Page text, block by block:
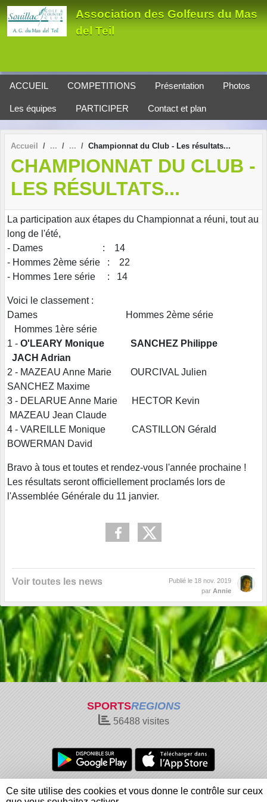
Association des Golfeurs du Mas
del Teil
ACCUEIL COMPETITIONS Présentation Photos
Les équipes PARTICIPER Contact et plan
Accueil Championnat du Club - Les résultats...
CHAMPIONNAT DU CLUB -
LES RÉSULTATS...
La participation aux étapes du Championnat a réuni, tout au
long de l'été,
- Dames : 14
- Hommes 2ème série : 22
- Hommes 1ere série : 14
Voici le classement :
Dames Hommes 2ème série
Hommes 1ère série
1 - O'LEARY Monique
SANCHEZ Philippe
JACH Adrian
2 - MAZEAU Anne Marie OURCIVAL Julien
SANCHEZ Maxime
3 - DELARUE Anne Marie HECTOR Kevin
MAZEAU Jean Claude
4 - VAREILLE Monique CASTILLON Gérald
BOWERMAN David
Bravo à tous et toutes et rendez-vous l'année prochaine !
Les résultats seront officiellement proclamés lors de
l'Assemblée Générale du 11 janvier.
Voir toutes les news Publié le 18 nov. 2019
par Annie
SPORTSREGIONS
56488visites
Charte cookies
Gestion des cookies
Panneau de gestion des cookies
Ce site utilise des cookies et vous donne le contrôle sur ceux